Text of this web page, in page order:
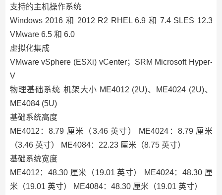
支持的主机操作系统
Windows 2016 和 2012 R2 RHEL 6.9 和 7.4 SLES 12.3
VMware 6.5 和 6.0
虚拟化集成
VMware vSphere (ESXi) vCenter；SRM Microsoft Hyper-
V
物理基础系统 机架大小 ME4012 (2U)、ME4024 (2U)、
ME4084 (5U)
基础系统高度
ME4012：8.79 厘米（3.46 英寸） ME4024：8.79 厘米
（3.46 英寸） ME4084：22.23 厘米（8.75 英寸）
基础系统宽度
ME4012：48.30 厘米（19.01 英寸） ME4024：48.30 厘
米（19.01 英寸） ME4084：48.30 厘米（19.01 英寸）